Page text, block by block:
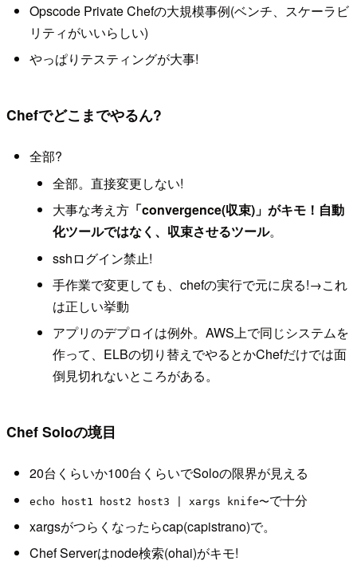
Opscode Private Chefの大規模事例(ベンチ、スケーラビ
リティがいいらしい)
やっぱりテスティングが大事!
Chefでどこまでやるん?
全部?
全部。直接変更しない!
大事な考え方「convergence(収束)」がキモ！自動
化ツールではなく、収束させるツール。
sshログイン禁止!
手作業で変更しても、chefの実行で元に戻る!→これ
は正しい挙動
アプリのデプロイは例外。AWS上で同じシステムを
作って、ELBの切り替えでやるとかChefだけでは面
倒見切れないところがある。
Chef Soloの境目
20台くらいか100台くらいでSoloの限界が見える
echo host1 host2 host3 | xargs knife〜で十分
xargsがつらくなったらcap(capistrano)で。
Chef Serverはnode検索(ohai)がキモ!